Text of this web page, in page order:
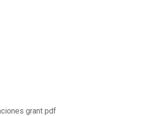
grant pdf